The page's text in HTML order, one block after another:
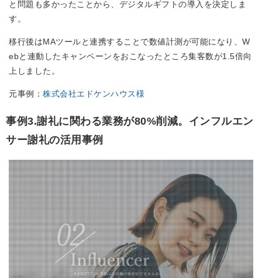
と問題も多かったことから、デジタルギフトの導入を決定しま
す。
移行後はMAツールと連携することで数値計測が可能になり、W
ebと連動したキャンペーンをおこなったところ集客数が1.5倍向
上しました。
元事例： 株式会社エドケンハウス様
事例3.謝礼に関わる業務が80%削減。インフルエン
サー謝礼の活用事例